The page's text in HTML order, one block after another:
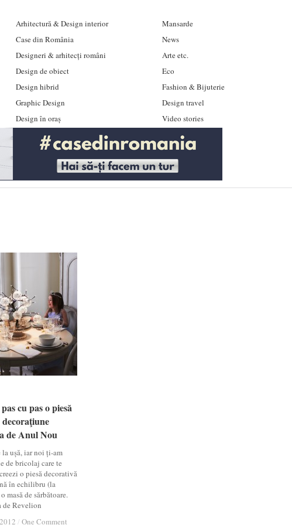
Arhitectură & Design interior
Case din România
Designeri & arhitecți români
Design de obiect
Design hibrid
Graphic Design
Design în oraș
Mansarde
News
Arte etc.
Eco
Fashion & Bijuterie
Design travel
Video stories
cu pas o piesă
de Anul Nou
ușă, iar noi ți-am
de bricolaj care te
o piesă decorativă
în echilibru (la
masă de sărbătoare.
de Revelion
/ One Comment
cu pas o piesă
de Anul Nou
/ One Comment